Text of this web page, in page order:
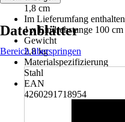
1,8 cm
Im Lieferumfang enthalten
1 x Eindrehstange 100 cm
Gewicht
2,8 kg
Materialspezifizierung
Stahl
EAN
4260291718954
Datenblätter
Bereich überspringen